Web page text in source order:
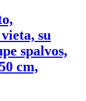
su
spalvos,
cm,